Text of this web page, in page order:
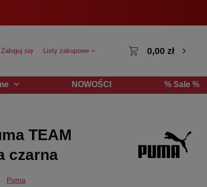
Zaloguj się Listy zakupowe 0,00 zł
NOWOŚCI % Sale %
TEAM
czarna
Puma